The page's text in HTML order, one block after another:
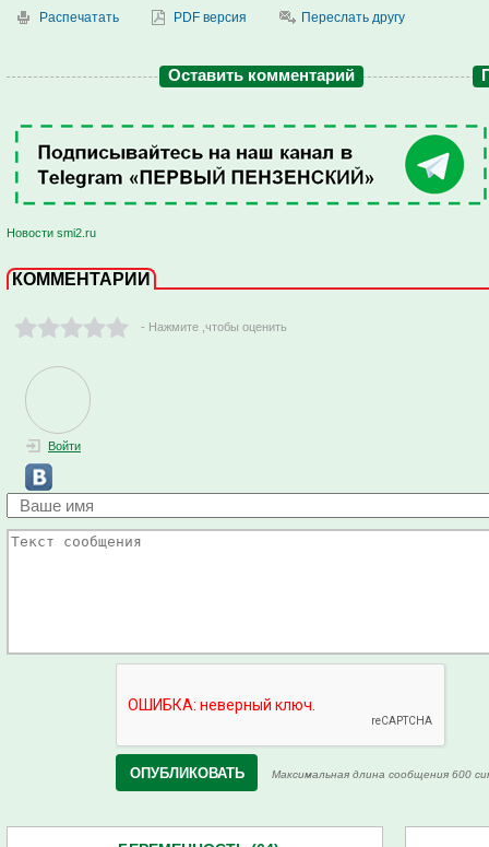
Распечатать PDF версия Переслать другу
Оставить комментарий
Новости smi2.ru
КОММЕНТАРИИ
- Нажмите ,чтобы оценить
Войти
Максимальная длина сообщения 600